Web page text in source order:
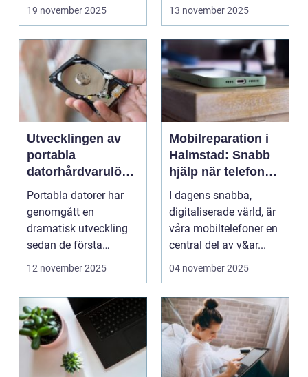
19 november 2025 13 november 2025
Utvecklingen av
portabla
datorhårdvarulösn
ingar
Portabla datorer har
genomgått en
dramatisk utveckling
sedan de första
bärbara model...
12 november 2025
Mobilreparation i
Halmstad: Snabb
hjälp när telefonen
gått sönder
I dagens snabba,
digitaliserade värld, är
våra mobiltelefoner en
central del av v&ar...
04 november 2025